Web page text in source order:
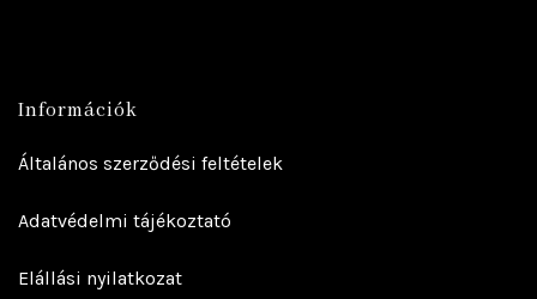
Információk
Általános szerződési feltételek
Adatvédelmi tájékoztató
Elállási nyilatkozat